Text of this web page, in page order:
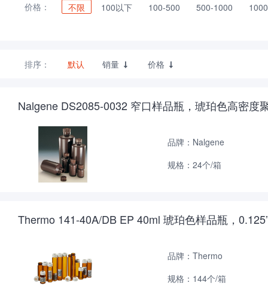
价格： 不限 100以下 100-500 500-1000
排序： 默认 销量  价格 
Nalgene DS2085-0032 窄口样品瓶，琥珀色高密度
品牌：Nalgene
规格：24个/箱
Thermo 141-40A/DB EP 40ml 琥珀色样品瓶，
品牌：Thermo
规格：144个/箱